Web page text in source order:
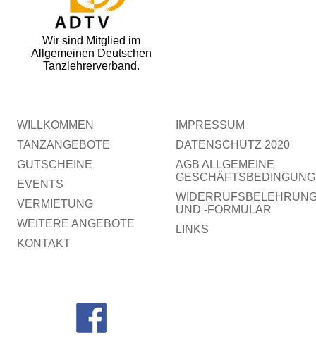
Wir sind Mitglied im
Allgemeinen Deutschen
Tanzlehrerverband.
WILLKOMMEN
TANZANGEBOTE
GUTSCHEINE
EVENTS
VERMIETUNG
WEITERE ANGEBOTE
KONTAKT
IMPRESSUM
DATENSCHUTZ 2020
AGB ALLGEMEINE
UND -FORMULAR
LINKS